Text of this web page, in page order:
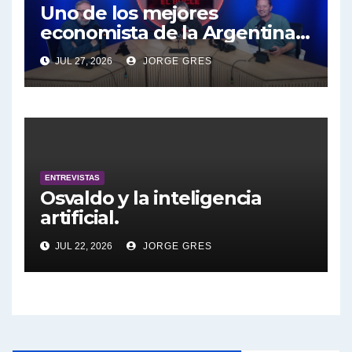
Uno de los mejores
economista de la Argentina
engalana a el Bucle; Gustavo
Marangoni en vivo hoy
27/7/2026 a las 16:30, no te lo
JUL 27, 2026 JORGE GRES
ENTREVISTAS
Osvaldo y la inteligencia
artificial.
JUL 22, 2026 JORGE GRES